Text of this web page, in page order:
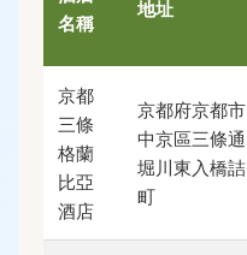
名稱
地址
京都
三條
格蘭
比亞
酒店
京都府京都市
中京區三條通
堀川東入橋詰
町